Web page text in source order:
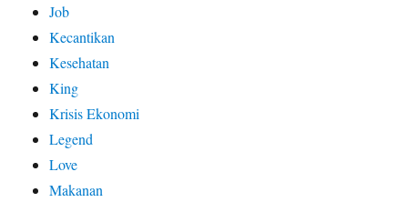
Job
Kecantikan
Kesehatan
King
Krisis Ekonomi
Legend
Love
Makanan